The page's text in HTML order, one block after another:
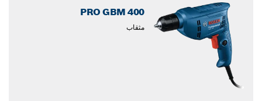
PRO GBM 400
مثقاب